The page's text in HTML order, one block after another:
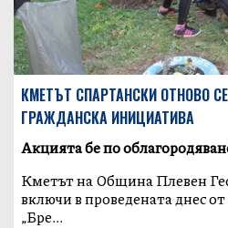
КМЕТЪТ СПАРТАНСКИ ОТНОВО
ГРАЖДАНСКА ИНИЦИАТИВА
Акцията бе по
Кметът на Община Плевен
включи в проведената днес
„Бре...